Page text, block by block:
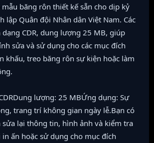
mẫu băng rôn thiết kế sẵn cho dịp kỷ
lập Quân đội Nhân dân Việt Nam. Các
CDR, dung lượng 25 MB, giúp
sửa và sử dụng cho các mục đích
khấu, treo băng rôn sự kiện hoặc làm
lượng: 25 MBỨng dụng: Sự
trang trí không gian ngày lễ.Bạn có
sửa lại thông tin, hình ảnh và kiểm tra
ấn hoặc sử dụng cho mục đích